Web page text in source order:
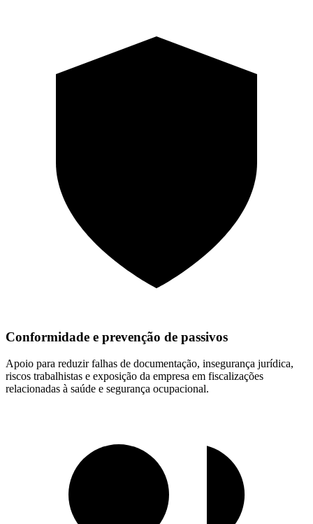
Conformidade e prevenção de passivos
Apoio para reduzir falhas de documentação, insegurança jurídica,
riscos trabalhistas e exposição da empresa em fiscalizações
relacionadas à saúde e segurança ocupacional.